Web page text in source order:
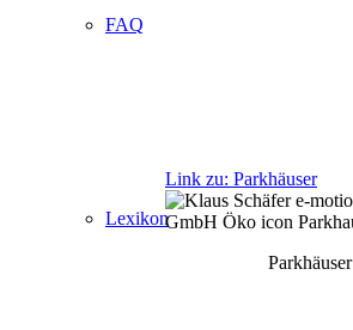
FAQ
Lexikon
Link zu: Parkhäuser
Parkhäuser